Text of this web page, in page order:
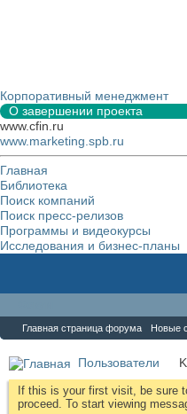
Корпоративный менеджмент
О завершении проекта
www.cfin.ru
www.marketing.spb.ru
Главная
Библиотека
Поиск компаний
Поиск пресс-релизов
Программы и видеокурсы
Исследования и бизнес-планы
Главная страница форума Новые
Пользователи
If this is your first visit, be sure
proceed. To start viewing